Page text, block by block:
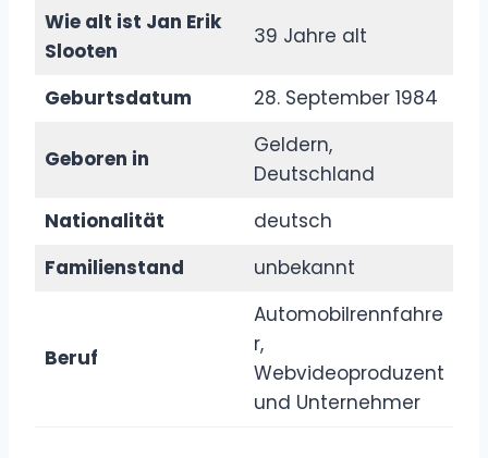
Wie alt ist Jan Erik
Slooten
39 Jahre alt
Geburtsdatum 28. September 1984
Geboren in
Geldern,
Deutschland
Nationalität
deutsch
Familienstand
unbekannt
Beruf
Automobilrennfahre
r,
Webvideoproduzent
und Unternehmer